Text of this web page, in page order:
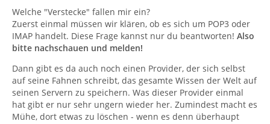
Welche "Verstecke" fallen mir ein?
Zuerst einmal müssen wir klären, ob es sich um POP3 oder
IMAP handelt. Diese Frage kannst nur du beantworten! Also
bitte nachschauen und melden!
Dann gibt es da auch noch einen Provider, der sich selbst
auf seine Fahnen schreibt, das gesamte Wissen der Welt auf
seinen Servern zu speichern. Was dieser Provider einmal
hat gibt er nur sehr ungern wieder her. Zumindest macht es
Mühe, dort etwas zu löschen - wenn es denn überhaupt